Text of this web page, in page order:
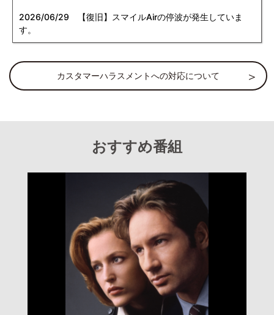
2026/06/29 【復旧】スマイルAirの停波が発生していま
す。
カスタマーハラスメントへの対応について
おすすめ番組